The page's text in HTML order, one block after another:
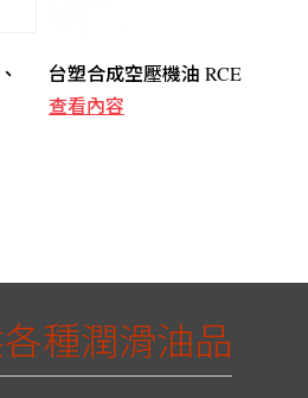
台塑合成空壓機油 RCE
查看內容
種潤滑油品